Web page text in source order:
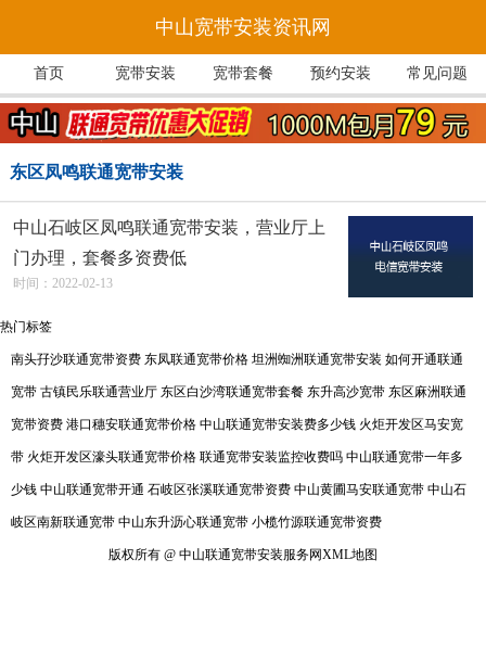
中山宽带安装资讯网
首页 宽带安装 宽带套餐 预约安装 常见问题
东区凤鸣联通宽带安装
中山石岐区凤鸣联通宽带安装，营业厅上
门办理，套餐多资费低
时间：2022-02-13
热门标签
南头孖沙联通宽带资费 东凤联通宽带价格 坦洲蜘洲联通宽带安装 如何开通联通
宽带 古镇民乐联通营业厅 东区白沙湾联通宽带套餐 东升高沙宽带 东区麻洲联通
宽带资费 港口穗安联通宽带价格 中山联通宽带安装费多少钱 火炬开发区马安宽
带 火炬开发区濠头联通宽带价格 联通宽带安装监控收费吗 中山联通宽带一年多
少钱 中山联通宽带开通 石岐区张溪联通宽带资费 中山黄圃马安联通宽带 中山石
岐区南新联通宽带 中山东升沥心联通宽带 小榄竹源联通宽带资费
版权所有 @ 中山联通宽带安装服务网XML地图